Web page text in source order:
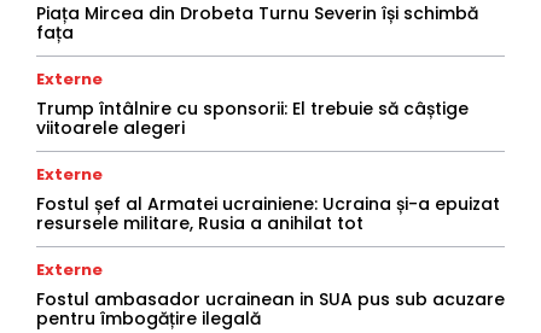
Piața Mircea din Drobeta Turnu Severin își schimbă
fața
Externe
Trump întâlnire cu sponsorii: El trebuie să câștige
viitoarele alegeri
Externe
Fostul șef al Armatei ucrainiene: Ucraina și-a epuizat
resursele militare, Rusia a anihilat tot
Externe
Fostul ambasador ucrainean in SUA pus sub acuzare
pentru îmbogățire ilegală